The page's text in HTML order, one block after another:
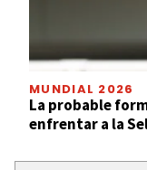
MUNDIAL 2026
La probable
enfrentar a la